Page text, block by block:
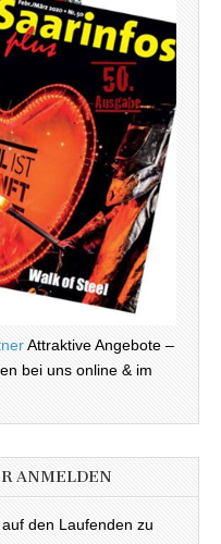
Attraktive Angebote –
bei uns online & im
ANMELDEN
den Laufenden zu